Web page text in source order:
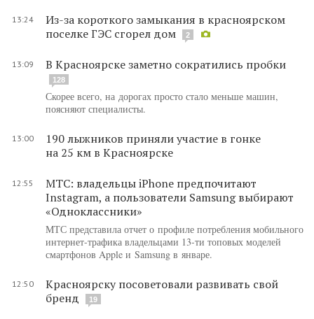
13:24
Из-за короткого замыкания в красноярском
поселке ГЭС сгорел дом
2
13:09 В Красноярске заметно сократились пробки
128
Скорее всего, на дорогах просто стало меньше машин,
поясняют специалисты.
13:00
190 лыжников приняли участие в гонке
на 25 км в Красноярске
12:55
МТС: владельцы iPhone предпочитают
Instagram, а пользователи Samsung выбирают
«Одноклассники»
МТС представила отчет о профиле потребления мобильного
интернет-трафика владельцами 13-ти топовых моделей
смартфонов Apple и Samsung в январе.
12:50
Красноярску посоветовали развивать свой
бренд
19